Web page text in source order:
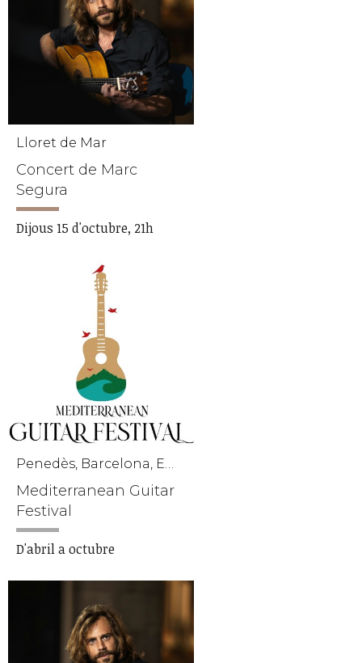
Lloret de Mar
Concert de Marc
Segura
Dijous 15 d'octubre, 21h
Penedès, Barcelona, Empordà, Tarragona i Girona
Mediterranean Guitar
Festival
D'abril a octubre